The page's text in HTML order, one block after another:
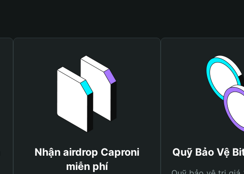
Nhận airdrop Caproni
miễn phí
Quỹ Bảo Vệ